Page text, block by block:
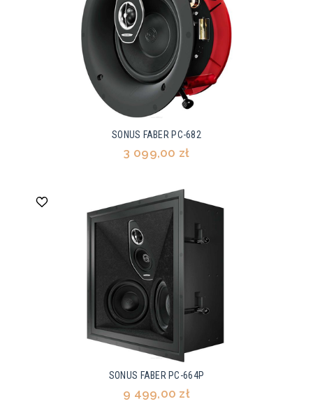
SONUS FABER PC-682
3 099,00 zł
SONUS FABER PC-664P
9 499,00 zł